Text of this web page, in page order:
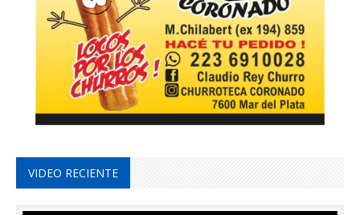
VIDEO RECIENTE